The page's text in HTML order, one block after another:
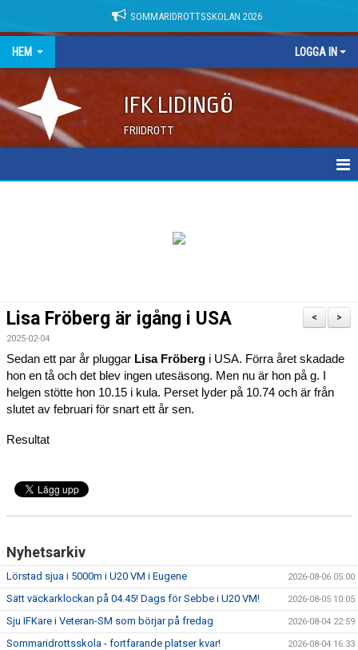
SOMMARIDROTTSSKOLAN 2026
HEM LOGGA IN
IFK LIDINGÖ
FRIIDROTT
>
<
Lisa Fröberg är igång i USA
2025-02-04
Sedan ett par år pluggar Lisa Fröberg i USA. Förra året skadade
hon en tå och det blev ingen utesäsong. Men nu är hon på g. I
helgen stötte hon 10.15 i kula. Perset lyder på 10.74 och är från
slutet av februari för snart ett år sen.
Resultat
Nyhetsarkiv
Lörstad sjua i 5000m i U20 VM i Eugene 2026-08-06 05:00
Sätt väckarklockan på 04.45! Dags för Sebbe i U20 VM! 2026-08-05 10:05
Sju IFKare i Veteran-SM som börjar på fredag 2026-08-04 22:59
Sommaridrottsskola - fortfarande platser kvar! 2026-08-04 16:33